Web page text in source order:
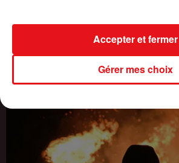
Gérer mes choix
Accepter et fermer